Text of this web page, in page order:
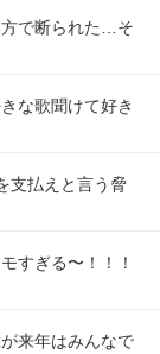
で断られた…そ
な歌聞けて好き
支払えと言う脅
すぎる〜！！！
来年はみんなで